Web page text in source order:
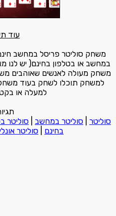
עוד
משחק סוליטר פריסל במחשב
במחשב או בטלפון בחינם( יש לנו
משחק מעולה לאנשים שאוהבים
למשחק תוכלו לשחק בעוד
למעלה או
סוליטר
סוליטר במחשב סוליטר
בחינם
סוליטר